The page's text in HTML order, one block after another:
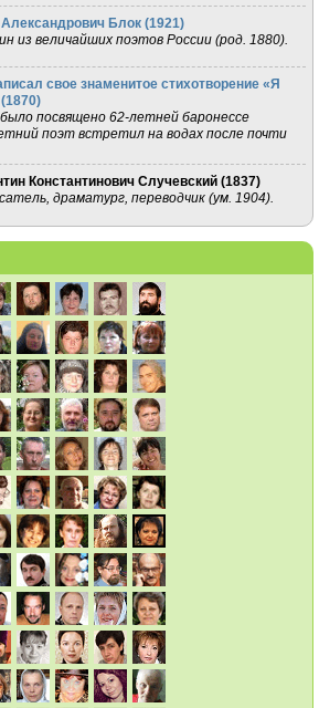
Блок (1921)
из величайших поэтов России (род. 1880).
свое знаменитое стихотворение «Я
1870)
посвящено 62-летней баронессе
поэт встретил на водах после почти
Константинович Случевский (1837)
драматург, переводчик (ум. 1904).